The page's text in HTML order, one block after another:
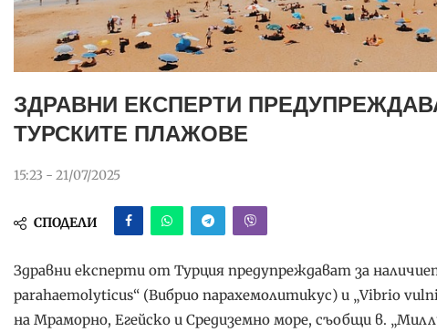
ЗДРАВНИ ЕКСПЕРТИ
ТУРСКИТЕ ПЛАЖОВЕ
15:23 - 21/07/2025
СПОДЕЛИ
Здравни експерти от Турция предупреждават за
parahaemolyticus“ (Вибрио парахемолитикус) и „Vibrio
на Мраморно, Егейско и Средиземно море, съобщи в.